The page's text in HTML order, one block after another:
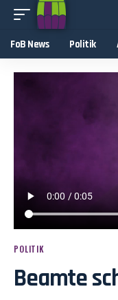
FoB News Politik
POLITIK
Beamte